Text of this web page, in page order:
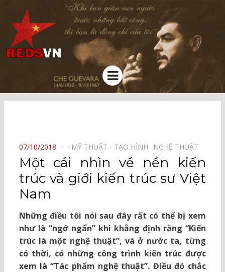
Kênh chia sẻ tri thức cộng đồng
Menu
POSTED
ON
07/10/2018 MỸ THUẬT - TẠO HÌNH⠀ NGHỆ THUẬT⠀
Một cái nhìn về nền kiến
trúc và giới kiến trúc sư Việt
Nam
Những điều tôi nói sau đây rất có thể bị xem
như là “ngớ ngẩn” khi khẳng định rằng “Kiến
trúc là một nghệ thuật”, và ở nước ta, từng
có thời, có những công trình kiến trúc được
xem là “Tác phẩm nghệ thuật”. Điều đó chắc